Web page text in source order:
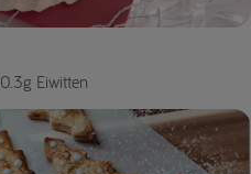
0.3g Eiwitten